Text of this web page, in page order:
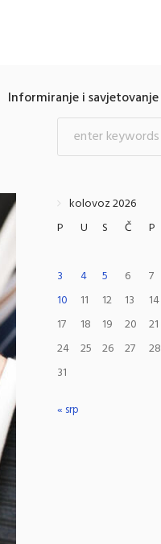
Informiranje i savjetovanje
kolovoz 2026
P
U S Č P
3
4 5 6 7
10
11 12 13 14
17
18 19 20 21
24
25 26 27 28
31
« srp